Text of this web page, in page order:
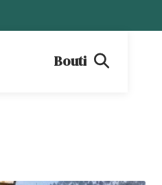
Boutique